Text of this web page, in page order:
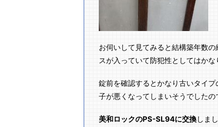
お伺いして見てみると結構築年数
スが入っていて防犯性としてはか
錠前を確認するとかなり古いタイ
子が悪くなってしまいそうでした
美和ロックのPS-SL94に交換しま